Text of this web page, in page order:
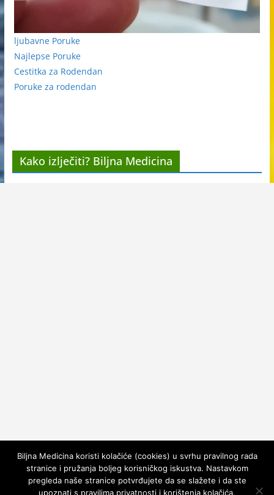
ljubavne Poruke
Najlepse Poruke
Cestitka za Rodendan
Poruke za rodendan
Kako izlječiti? Biljna Medicina
Biljna Medicina koristi kolačiće (cookies) u svrhu pravilnog rada
stranice i pružanja boljeg korisničkog iskustva. Nastavkom
pregleda naše stranice potvrđujete da se slažete i da ste
upoznati s pravilima privatnosti i korištenja kolačića.